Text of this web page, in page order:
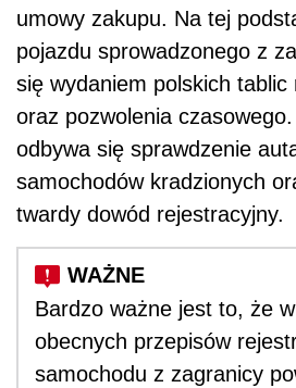
umowy zakupu. Na tej
pojazdu sprowadzonego z
się wydaniem polskich tablic
oraz pozwolenia
odbywa się sprawdzenie
samochodów kradzionych
twardy dowód rejestracyjny.
Bardzo ważne jest to, że
obecnych przepisów
samochodu z zagranicy